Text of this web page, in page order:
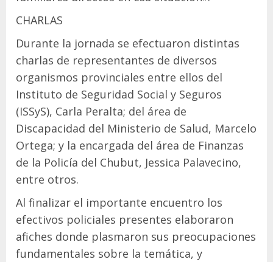
CHARLAS
Durante la jornada se efectuaron distintas
charlas de representantes de diversos
organismos provinciales entre ellos del
Instituto de Seguridad Social y Seguros
(ISSyS), Carla Peralta; del área de
Discapacidad del Ministerio de Salud, Marcelo
Ortega; y la encargada del área de Finanzas
de la Policía del Chubut, Jessica Palavecino,
entre otros.
Al finalizar el importante encuentro los
efectivos policiales presentes elaboraron
afiches donde plasmaron sus preocupaciones
fundamentales sobre la temática, y